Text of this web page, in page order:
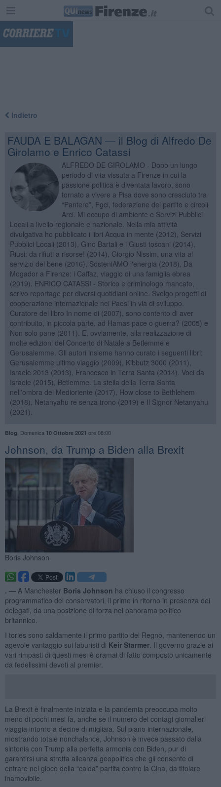
Indietro
FAUDA E BALAGAN — il Blog di Alfredo De
Girolamo e Enrico Catassi
ALFREDO DE GIROLAMO - Dopo un lungo
periodo di vita vissuta a Firenze in cui la
passione politica è diventata lavoro, sono
tornato a vivere a Pisa dove sono cresciuto tra
“Pantere”, Fgci, federazione del partito e circoli
Arci. Mi occupo di ambiente e Servizi Pubblici
Locali a livello regionale e nazionale. Nella mia attività
divulgativa ho pubblicato i libri Acqua in mente (2012), Servizi
Pubblici Locali (2013), Gino Bartali e i Giusti toscani (2014),
Riusi: da rifiuti a risorse! (2014), Giorgio Nissim, una vita al
servizio del bene (2016), SosteniAMO l'energia (2018), Da
Mogador a Firenze: i Caffaz, viaggio di una famiglia ebrea
(2019). ENRICO CATASSI - Storico e criminologo mancato,
scrivo reportage per diversi quotidiani online. Svolgo progetti di
cooperazione internazionale nei Paesi in via di sviluppo.
Curatore del libro In nome di (2007), sono contento di aver
contribuito, in piccola parte, ad Hamas pace o guerra? (2005) e
Non solo pane (2011). E, ovviamente, alla realizzazione di
molte edizioni del Concerto di Natale a Betlemme e
Gerusalemme. Gli autori insieme hanno curato i seguenti libri:
Gerusalemme ultimo viaggio (2009), Kibbutz 3000 (2011),
Israele 2013 (2013), Francesco in Terra Santa (2014). Voci da
Israele (2015), Betlemme. La stella della Terra Santa
nell'ombra del Medioriente (2017), How close to Bethlehem
(2018), Netanyahu re senza trono (2019) e Il Signor Netanyahu
(2021).
Blog Domenica 10 Ottobre 2021 ore 08:00
Johnson, da Trump a Biden alla Brexit
Boris Johnson
. — A Manchester Boris Johnson ha chiuso il congresso
programmatico dei conservatori, il primo in ritorno in presenza dei
delegati, da una posizione di forza nel panorama politico
britannico.
I tories sono saldamente il primo partito del Regno, mantenendo un
agevole vantaggio sui laburisti di Keir Starmer. Il governo grazie ai
vari rimpasti di questi mesi è oramai di fatto composto unicamente
da fedelissimi devoti al premier.
La Brexit è finalmente iniziata e la pandemia preoccupa molto
meno di pochi mesi fa, anche se il numero dei contagi giornalieri
viaggia intorno a decine di migliaia. Sul piano internazionale,
mostrando totale nonchalance, Johnson è invece passato dalla
sintonia con Trump alla perfetta armonia con Biden, pur di
garantirsi una stretta alleanza geopolitica che gli consente di
entrare nel gioco della “calda” partita contro la Cina, da titolare
inamovibile.